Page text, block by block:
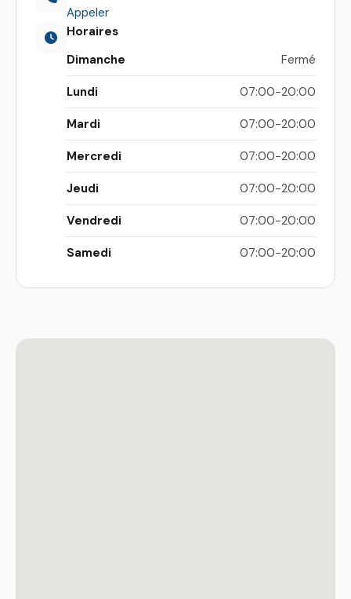
Appeler
Horaires
Dimanche
Fermé
Lundi 07:00-20:00
Mardi 07:00-20:00
Mercredi 07:00-20:00
Jeudi 07:00-20:00
Vendredi 07:00-20:00
Samedi 07:00-20:00